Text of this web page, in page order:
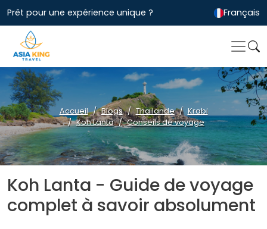
Prêt pour une expérience unique ? Français
Accueil Blogs Thailande
Krabi
Koh Lanta
Conseils de voyage
Koh Lanta - Guide de voyage
complet à savoir absolument